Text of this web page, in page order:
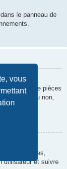
vous
le panneau de
?
types de pièces
autorisé ou non,
?
transférées,
et suivre